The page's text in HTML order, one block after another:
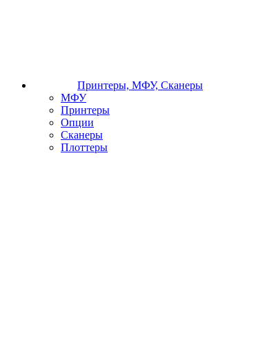
Принтеры, МФУ, Сканеры
МФУ
Принтеры
Опции
Сканеры
Плоттеры